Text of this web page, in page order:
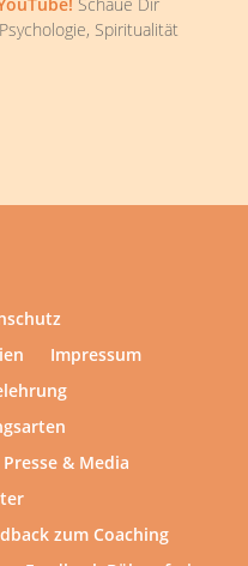
Spiritualität
Impressum
Presse & Media
zum Coaching